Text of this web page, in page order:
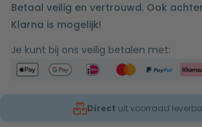
Betaal veilig en vertrouwd. Ook
Klarna is mogelijk!
Je kunt bij ons veilig betalen met:
Direct uit voorraad